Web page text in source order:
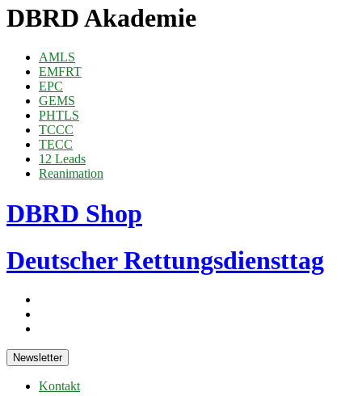
DBRD Akademie
AMLS
EMFRT
EPC
GEMS
PHTLS
TCCC
TECC
12 Leads
Reanimation
DBRD Shop
Deutscher Rettungsdiensttag
Newsletter
Kontakt